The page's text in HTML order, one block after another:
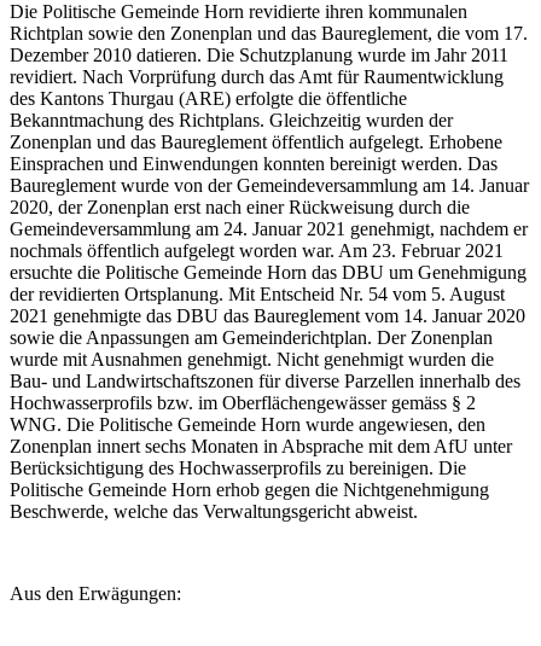
Die Politische Gemeinde Horn revidierte ihren kommunalen
Richtplan sowie den Zonenplan und das Baureglement, die vom 17.
Dezember 2010 datieren. Die Schutzplanung wurde im Jahr 2011
revidiert. Nach Vorprüfung durch das Amt für Raumentwicklung
des Kantons Thurgau (ARE) erfolgte die öffentliche
Bekanntmachung des Richtplans. Gleichzeitig wurden der
Zonenplan und das Baureglement öffentlich aufgelegt. Erhobene
Einsprachen und Einwendungen konnten bereinigt werden. Das
Baureglement wurde von der Gemeindeversammlung am 14. Januar
2020, der Zonenplan erst nach einer Rückweisung durch die
Gemeindeversammlung am 24. Januar 2021 genehmigt, nachdem er
nochmals öffentlich aufgelegt worden war. Am 23. Februar 2021
ersuchte die Politische Gemeinde Horn das DBU um Genehmigung
der revidierten Ortsplanung. Mit Entscheid Nr. 54 vom 5. August
2021 genehmigte das DBU das Baureglement vom 14. Januar 2020
sowie die Anpassungen am Gemeinderichtplan. Der Zonenplan
wurde mit Ausnahmen genehmigt. Nicht genehmigt wurden die
Bau- und Landwirtschaftszonen für diverse Parzellen innerhalb des
Hochwasserprofils bzw. im Oberflächengewässer gemäss § 2
WNG. Die Politische Gemeinde Horn wurde angewiesen, den
Zonenplan innert sechs Monaten in Absprache mit dem AfU unter
Berücksichtigung des Hochwasserprofils zu bereinigen. Die
Politische Gemeinde Horn erhob gegen die Nichtgenehmigung
Beschwerde, welche das Verwaltungsgericht abweist.
Aus den Erwägungen: